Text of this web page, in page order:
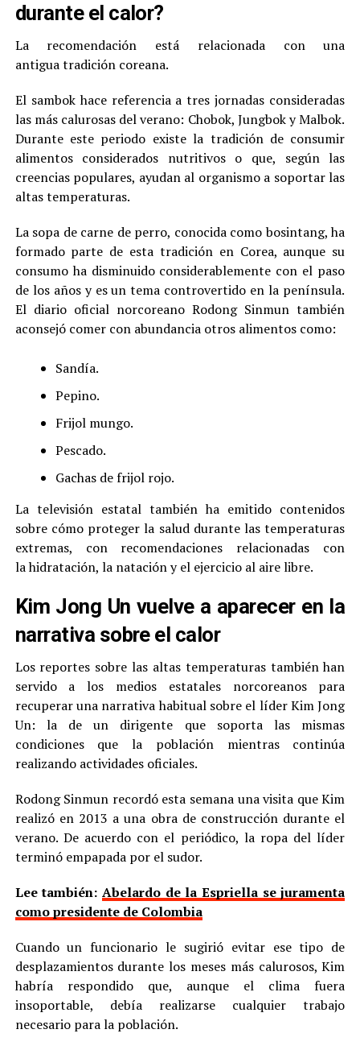
durante el calor?
La recomendación está relacionada con una
antigua tradición coreana.
El sambok hace referencia a tres jornadas consideradas
las más calurosas del verano: Chobok, Jungbok y Malbok.
Durante este periodo existe la tradición de consumir
alimentos considerados nutritivos o que, según las
creencias populares, ayudan al organismo a soportar las
altas temperaturas.
La sopa de carne de perro, conocida como bosintang, ha
formado parte de esta tradición en Corea, aunque su
consumo ha disminuido considerablemente con el paso
de los años y es un tema controvertido en la península.
El diario oficial norcoreano Rodong Sinmun también
aconsejó comer con abundancia otros alimentos como:
Sandía.
Pepino.
Frijol mungo.
Pescado.
Gachas de frijol rojo.
La televisión estatal también ha emitido contenidos
sobre cómo proteger la salud durante las temperaturas
extremas, con recomendaciones relacionadas con
la hidratación, la natación y el ejercicio al aire libre.
Kim Jong Un vuelve a aparecer en la
narrativa sobre el calor
Los reportes sobre las altas temperaturas también han
servido a los medios estatales norcoreanos para
recuperar una narrativa habitual sobre el líder Kim Jong
Un: la de un dirigente que soporta las mismas
condiciones que la población mientras continúa
realizando actividades oficiales.
Rodong Sinmun recordó esta semana una visita que Kim
realizó en 2013 a una obra de construcción durante el
verano. De acuerdo con el periódico, la ropa del líder
terminó empapada por el sudor.
Lee también: Abelardo de la Espriella se juramenta
como presidente de Colombia
Cuando un funcionario le sugirió evitar ese tipo de
desplazamientos durante los meses más calurosos, Kim
habría respondido que, aunque el clima fuera
insoportable, debía realizarse cualquier trabajo
necesario para la población.